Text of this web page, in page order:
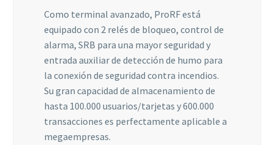
Como terminal avanzado, ProRF está
equipado con 2 relés de bloqueo, control de
alarma, SRB para una mayor seguridad y
entrada auxiliar de detección de humo para
la conexión de seguridad contra incendios.
Su gran capacidad de almacenamiento de
hasta 100.000 usuarios/tarjetas y 600.000
transacciones es perfectamente aplicable a
megaempresas.
funcione lo
mejor posible
durante tu
visita. Si
rechaza estas
cookies,
algunas
funcionalidades
desaparecerán
de la web.